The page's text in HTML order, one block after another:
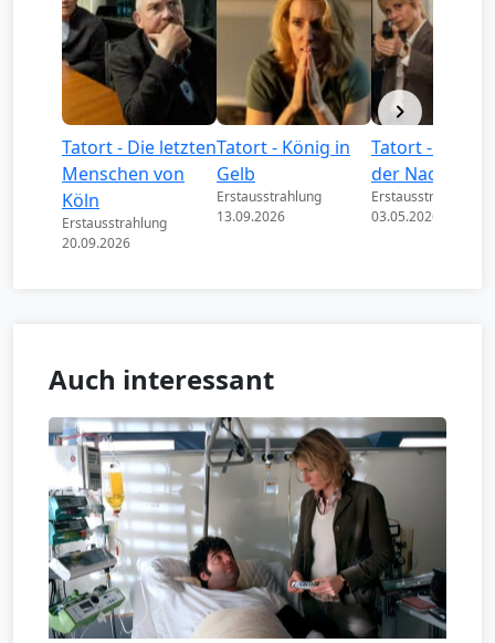
Tatort - Die letzten
Menschen von
Köln
Erstausstrahlung
20.09.2026
Tatort - König in
Gelb
Erstausstrahlung
13.09.2026
Tatort - Könige
der Nacht
Erstausstrahlung
03.05.2026
Auch interessant